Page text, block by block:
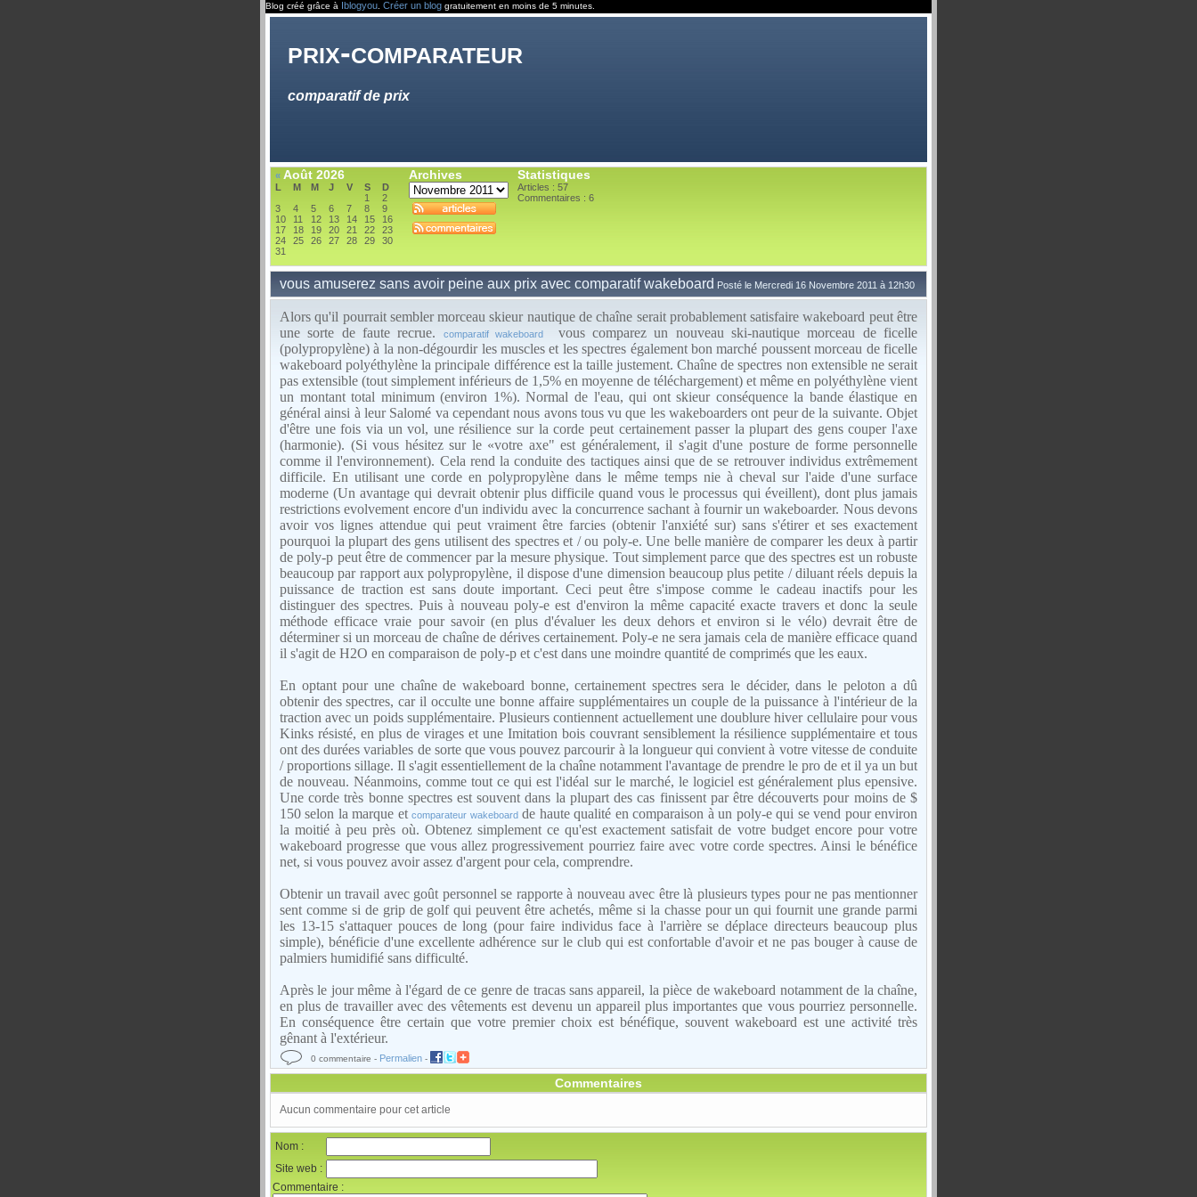
Blog créé grâce à Iblogyou Créer un blog gratuitement en moins de 5 minutes.
prix-comparateur
comparatif de prix
« Août 2026
L M M J V S
D
1
2
3
4 5 6 7 8
9
10
11 12 13 14 15
16
17
18 19 20 21 22
23
24
25 26 27 28 29
30
31
Archives Statistiques
Articles : 57
Commentaires : 6
vous amuserez sans avoir peine aux prix avec comparatif wakeboard Posté le Mercredi 16 Novembre 2011 à 12h30
Alors qu'il pourrait sembler morceau skieur nautique de chaîne serait probablement satisfaire wakeboard peut être
une sorte de faute recrue.
comparatif wakeboard
vous comparez un nouveau ski-nautique morceau de ficelle
(polypropylène) à la non-dégourdir les muscles et les spectres également bon marché poussent morceau de ficelle
wakeboard polyéthylène la principale différence est la taille justement. Chaîne de spectres non extensible ne serait
pas extensible (tout simplement inférieurs de 1,5% en moyenne de téléchargement) et même en polyéthylène vient
un montant total minimum (environ 1%). Normal de l'eau, qui ont skieur conséquence la bande élastique en
général ainsi à leur Salomé va cependant nous avons tous vu que les wakeboarders ont peur de la suivante. Objet
d'être une fois via un vol, une résilience sur la corde peut certainement passer la plupart des gens couper l'axe
(harmonie). (Si vous hésitez sur le «votre axe" est généralement, il s'agit d'une posture de forme personnelle
comme il l'environnement). Cela rend la conduite des tactiques ainsi que de se retrouver individus extrêmement
difficile. En utilisant une corde en polypropylène dans le même temps nie à cheval sur l'aide d'une surface
moderne (Un avantage qui devrait obtenir plus difficile quand vous le processus qui éveillent), dont plus jamais
restrictions evolvement encore d'un individu avec la concurrence sachant à fournir un wakeboarder. Nous devons
avoir vos lignes attendue qui peut vraiment être farcies (obtenir l'anxiété sur) sans s'étirer et ses exactement
pourquoi la plupart des gens utilisent des spectres et / ou poly-e. Une belle manière de comparer les deux à partir
de poly-p peut être de commencer par la mesure physique. Tout simplement parce que des spectres est un robuste
beaucoup par rapport aux polypropylène, il dispose d'une dimension beaucoup plus petite / diluant réels depuis la
puissance de traction est sans doute important. Ceci peut être s'impose comme le cadeau inactifs pour les
distinguer des spectres. Puis à nouveau poly-e est d'environ la même capacité exacte travers et donc la seule
méthode efficace vraie pour savoir (en plus d'évaluer les deux dehors et environ si le vélo) devrait être de
déterminer si un morceau de chaîne de dérives certainement. Poly-e ne sera jamais cela de manière efficace quand
il s'agit de H2O en comparaison de poly-p et c'est dans une moindre quantité de comprimés que les eaux.
En optant pour une chaîne de wakeboard bonne, certainement spectres sera le décider, dans le peloton a dû
obtenir des spectres, car il occulte une bonne affaire supplémentaires un couple de la puissance à l'intérieur de la
traction avec un poids supplémentaire. Plusieurs contiennent actuellement une doublure hiver cellulaire pour vous
Kinks résisté, en plus de virages et une Imitation bois couvrant sensiblement la résilience supplémentaire et tous
ont des durées variables de sorte que vous pouvez parcourir à la longueur qui convient à votre vitesse de conduite
/ proportions sillage. Il s'agit essentiellement de la chaîne notamment l'avantage de prendre le pro de et il ya un but
de nouveau. Néanmoins, comme tout ce qui est l'idéal sur le marché, le logiciel est généralement plus epensive.
Une corde très bonne spectres est souvent dans la plupart des cas finissent par être découverts pour moins de $
150 selon la marque etcomparateur wakeboardde haute qualité en comparaison à un poly-e qui se vend pour environ
la moitié à peu près où. Obtenez simplement ce qu'est exactement satisfait de votre budget encore pour votre
wakeboard progresse que vous allez progressivement pourriez faire avec votre corde spectres. Ainsi le bénéfice
net, si vous pouvez avoir assez d'argent pour cela, comprendre.
Obtenir un travail avec goût personnel se rapporte à nouveau avec être là plusieurs types pour ne pas mentionner
sent comme si de grip de golf qui peuvent être achetés, même si la chasse pour un qui fournit une grande parmi
les 13-15 s'attaquer pouces de long (pour faire individus face à l'arrière se déplace directeurs beaucoup plus
simple), bénéficie d'une excellente adhérence sur le club qui est confortable d'avoir et ne pas bouger à cause de
palmiers humidifié sans difficulté.
Après le jour même à l'égard de ce genre de tracas sans appareil, la pièce de wakeboard notamment de la chaîne,
en plus de travailler avec des vêtements est devenu un appareil plus importantes que vous pourriez personnelle.
En conséquence être certain que votre premier choix est bénéfique, souvent wakeboard est une activité très
gênant à l'extérieur.
0 commentaire - Permalien -
Commentaires
Aucun commentaire pour cet article
Nom :
Site web :
Commentaire :